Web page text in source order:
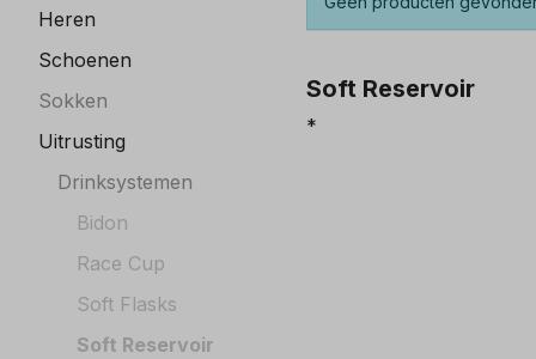
Heren
Schoenen
Sokken
Uitrusting
Drinksystemen
Bidon
Race Cup
Soft Flasks
Soft Reservoir
Soft Reservoir
*